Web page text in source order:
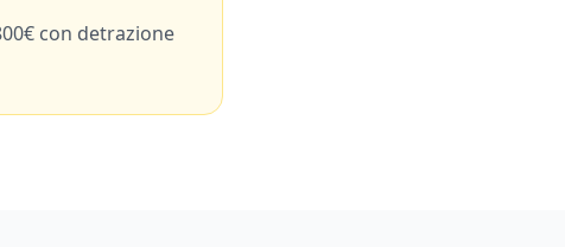
€ con detrazione